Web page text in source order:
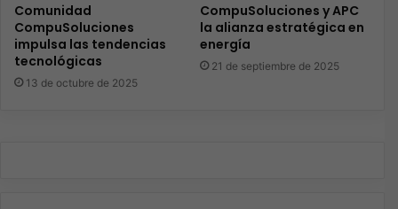
Comunidad
CompuSoluciones
impulsa las tendencias
tecnológicas
13 de octubre de 2025
CompuSoluciones y APC
la alianza estratégica en
energía
21 de septiembre de 2025